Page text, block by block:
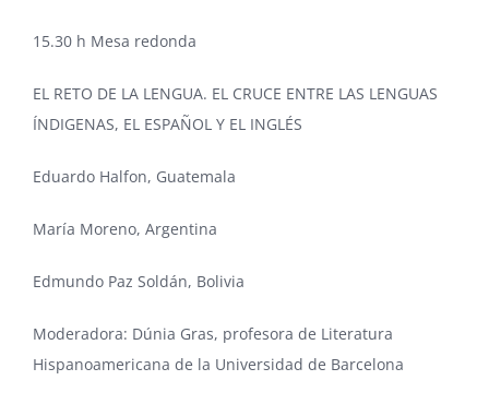
15.30 h Mesa redonda
EL RETO DE LA LENGUA. EL CRUCE ENTRE LAS LENGUAS
ÍNDIGENAS, EL ESPAÑOL Y EL INGLÉS
Eduardo Halfon, Guatemala
María Moreno, Argentina
Edmundo Paz Soldán, Bolivia
Moderadora: Dúnia Gras, profesora de Literatura
Hispanoamericana de la Universidad de Barcelona